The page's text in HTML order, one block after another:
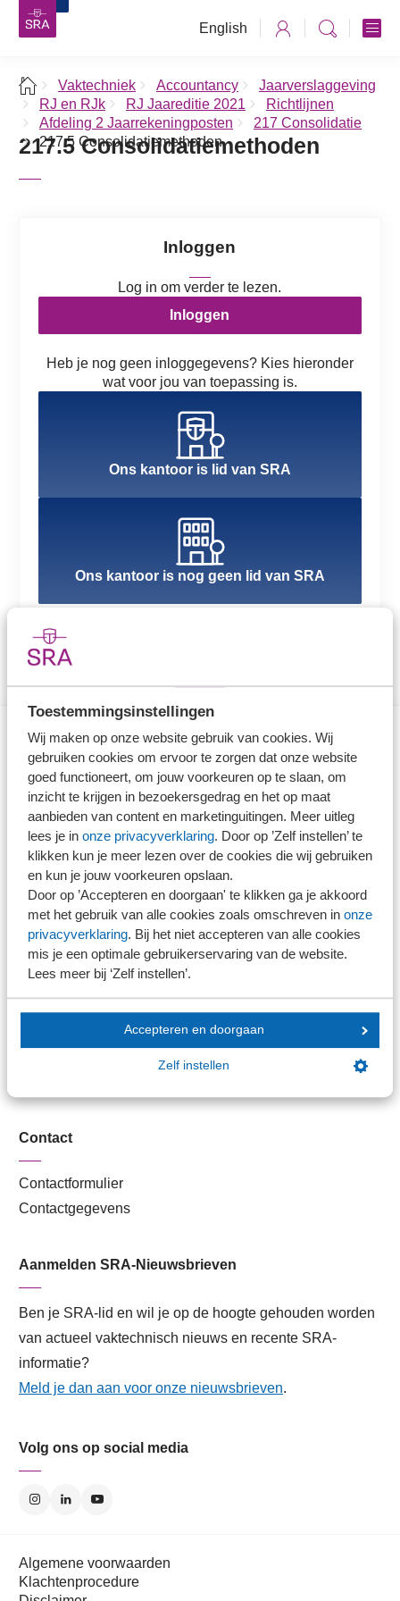
Toestemmingsinstellingen
Wij maken op onze website gebruik van cookies. Wij
gebruiken cookies om ervoor te zorgen dat onze website
goed functioneert, om jouw voorkeuren op te slaan, om
inzicht te krijgen in bezoekersgedrag en het op maat
aanbieden van content en marketinguitingen. Meer uitleg
lees je in onze privacyverklaring. Door op ’Zelf instellen’ te
klikken kun je meer lezen over de cookies die wij gebruiken
en kun je jouw voorkeuren opslaan.
Door op ’Accepteren en doorgaan' te klikken ga je akkoord
met het gebruik van alle cookies zoals omschreven in onze
privacyverklaring. Bij het niet accepteren van alle cookies
mis je een optimale gebruikerservaring van de website.
Lees meer bij ‘Zelf instellen’.
Accepteren en doorgaan
Zelf instellen
English
Vaktechniek Accountancy
Jaarverslaggeving
RJ en RJk
RJ Jaareditie 2021
Richtlijnen
Afdeling 2 Jaarrekeningposten
217 Consolidatie
217.5 Consolidatiemethoden
217.5 Consolidatiemethoden
Inloggen
Log in om verder te lezen.
Inloggen
Heb je nog geen inloggegevens? Kies hieronder
wat voor jou van toepassing is.
Ons kantoor is lid van SRA
Ons kantoor is nog geen lid van SRA
Direct naar
Stel je vaktechnische vraag
Branche in Zicht
Dossiers
Kantoorvinder
Nieuwsbank
Handige links
SRA-gecertificeerd
Contact
Contactformulier
Contactgegevens
Aanmelden SRA-Nieuwsbrieven
Ben je SRA-lid en wil je op de hoogte gehouden worden
van actueel vaktechnisch nieuws en recente SRA-
informatie?
Meld je dan aan voor onze nieuwsbrieven.
Volg ons op social media
Algemene voorwaarden
Klachtenprocedure